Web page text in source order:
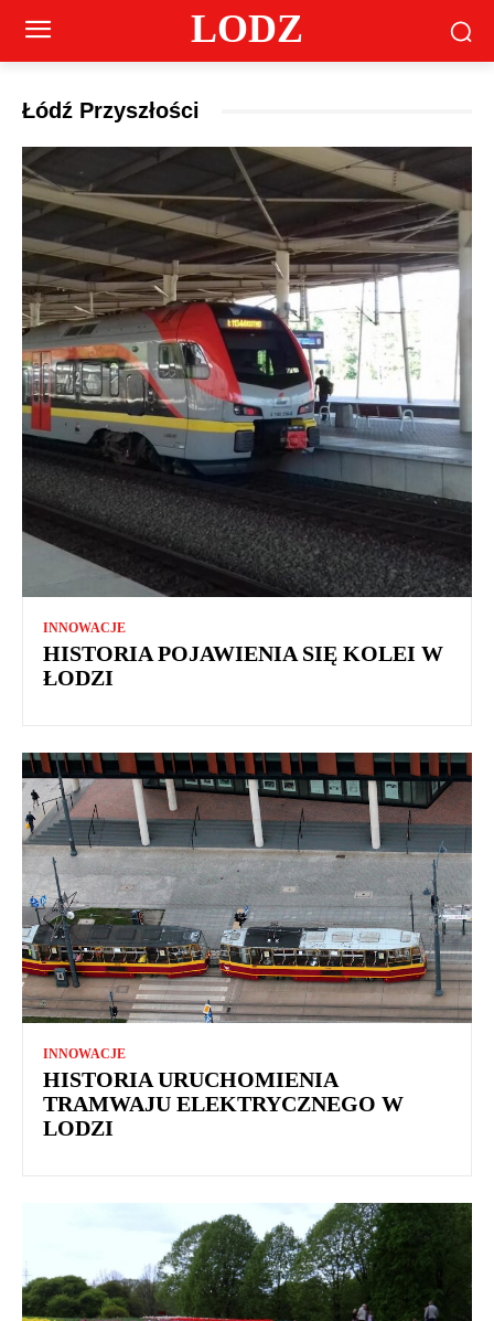
LODZ
Łódź Przyszłości
INNOWACJE
HISTORIA POJAWIENIA SIĘ KOLEI W
ŁODZI
INNOWACJE
HISTORIA URUCHOMIENIA
TRAMWAJU ELEKTRYCZNEGO W
LODZI